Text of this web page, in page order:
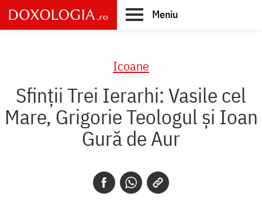
Skip
to
main
Meniu
Icoane
Sfinții Trei Ierarhi: Vasile cel
Mare, Grigorie Teologul și Ioan
Gură de Aur